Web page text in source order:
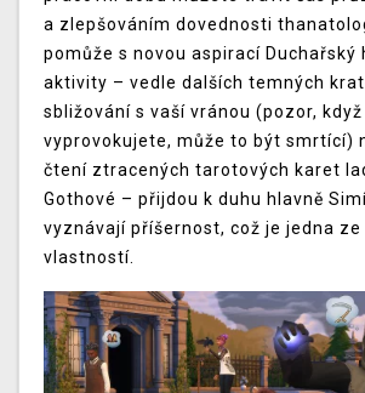
a zlepšováním dovednosti
pomůže s novou aspirací Duchařský
aktivity – vedle dalších temných
sbližování s vaší vránou (pozor, když
vyprovokujete, může to být smrtící)
čtení ztracených tarotových karet
Gothové – přijdou k duhu hlavně
vyznávají příšernost, což je jedna ze
vlastností.